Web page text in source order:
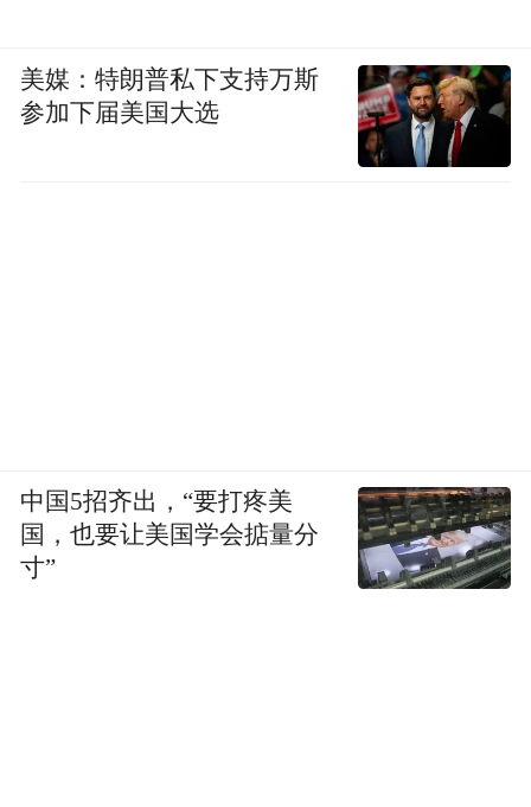
美媒：特朗普私下支持万斯
参加下届美国大选
中国5招齐出，“要打疼美
国，也要让美国学会掂量分
寸”